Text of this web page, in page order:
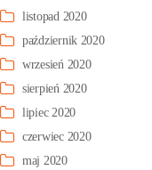
listopad 2020
październik 2020
wrzesień 2020
sierpień 2020
lipiec 2020
czerwiec 2020
maj 2020